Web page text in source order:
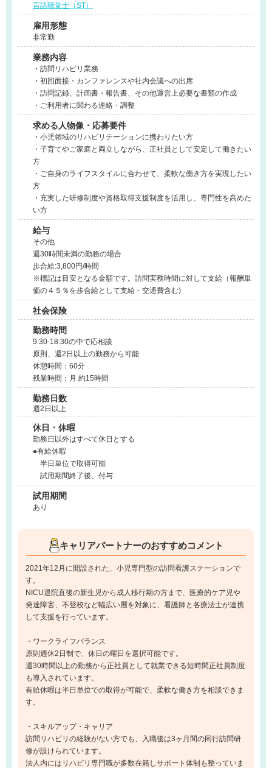
言語聴覚士（ST）
雇用形態
非常勤
業務内容
・訪問リハビリ業務
・初回面接・カンファレンスや社内会議への出席
・訪問記録、計画書・報告書、その他運営上必要な書類の作成
・ご利用者に関わる連絡・調整
求める人物像・応募要件
・小児領域のリハビリテーションに携わりたい方
・子育てやご家庭と両立しながら、正社員として安定して働きたい
方
・ご自身のライフスタイルに合わせて、柔軟な働き方を実現したい
方
・充実した研修制度や資格取得支援制度を活用し、専門性を高めた
い方
給与
その他
週30時間未満の勤務の場合
歩合給:3,800円/時間
※標記は目安となる金額です。訪問実務時間に対して支給（報酬単
価の４５％を歩合給として支給・交通費含む)
社会保険
勤務時間
9:30-18:30の中で応相談
原則、週2日以上の勤務から可能
休憩時間：60分
残業時間：月 約15時間
勤務日数
週2日以上
休日・休暇
勤務日以外はすべて休日とする
●有給休暇
半日単位で取得可能
試用期間終了後、付与
試用期間
あり
キャリアパートナーのおすすめコメント
2021年12月に開設された、小児専門型の訪問看護ステーションで
す。
NICU退院直後の新生児から成人移行期の方まで、医療的ケア児や
発達障害、不登校など幅広い層を対象に、看護師と各療法士が連携
して支援を行っています。
・ワークライフバランス
原則週休2日制で、休日の曜日を選択可能です。
週30時間以上の勤務から正社員として就業できる短時間正社員制度
も導入されています。
有給休暇は半日単位での取得が可能で、柔軟な働き方を相談できま
す。
・スキルアップ・キャリア
訪問リハビリの経験がない方でも、入職後は3ヶ月間の同行訪問研
修が設けられています。
法人内にはリハビリ専門職が多数在籍しサポート体制も整っていま